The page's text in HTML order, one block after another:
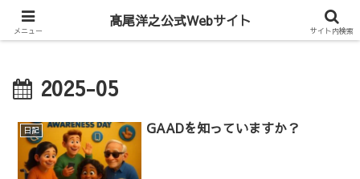
Hiroyuki Takao Official Web
2025-05
日記 GAADを知っていますか？
メニュー
髙尾洋之公式Webサイト
サイト内検索